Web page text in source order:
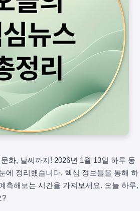
화, 날씨까지! 2026년 1월 13일 하루 동
에 정리했습니다. 핵심 정보들을 통해 하
측해보는 시간을 가져보세요. 오늘 하루,
?